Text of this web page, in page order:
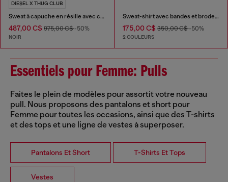
DIESEL X THUG CLUB
Sweat à capuche en résille avec capuche à fermeture complète
487,00 C$ 975,00 C$-50%
NOIR
Sweat-shirt avec bandes et broderie Oval D
175,00 C$350,00 C$-50%
2 COULEURS
Essentiels pour Femme: Pulls
Faites le plein de modèles pour assortit votre nouveau
pull. Nous proposons des pantalons et short pour
Femme pour toutes les occasions, ainsi que des T-shirts
et des tops et une ligne de vestes à superposer.
Pantalons Et Short T-Shirts Et Tops
Vestes